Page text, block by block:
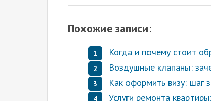
Похожие записи:
Когда и почему стоит
Воздушные клапаны:
Как оформить визу: шаг
Услуги ремонта